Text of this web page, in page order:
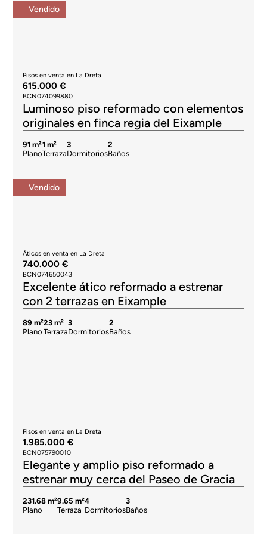
Vendido
Pisos en venta en La Dreta
615.000 €
BCN074099880
Luminoso piso reformado con elementos
originales en finca regia del Eixample
91 m²
Plano
1 m²
Terraza
3
Dormitorios
2
Baños
Vendido
Áticos en venta en La Dreta
740.000 €
BCN074650043
Excelente ático reformado a estrenar
con 2 terrazas en Eixample
89 m²
Plano
23 m²
Terraza
3
Dormitorios
2
Baños
Pisos en venta en La Dreta
1.985.000 €
BCN075790010
Elegante y amplio piso reformado a
estrenar muy cerca del Paseo de Gracia
231.68 m²
Plano
9.65 m²
Terraza
4
Dormitorios
3
Baños